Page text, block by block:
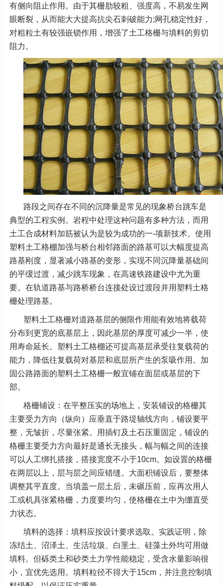
有侧向阻止作用。由于其栅肋较粗、强度高，不易发生网
眼断裂，从而能大大提高抗尖石刺破能力;网孔稳定性好，
对粗粒土有较强嵌锁作用，增强了土工格栅与填料的剪切
阻力。
路段之间存在不同的沉降量是常见的现象桥台跳车是
典型的工程实例。岩程中处理这种问题有多种方法，而用
土工合成材料加筋被认为是较为成功的一-项新技术。使用
塑料土工格棚加强与桥台相邻路面的路基可以大幅度提高
路基刚度，显著减小路基的变形，实现不同沉降量基础间
的平缓过渡，减少跳车现象，在高速铁路建设中尤为重
要。在轨道路基与路桥桥台连接处设过渡段并用塑料土格
栅处理路基。
塑料土工格栅对道路基层的侧限作用能有效地将载荷
分布到更宽的底基层上，因此基层的厚度可减少一半，使
用寿命延长。塑料土工格棚还可提高基层承受往复载荷的
能力，降低往复载荷对基层和底层所产生的泵吸作用。加
固公路路面的塑料土工格栅一般宜铺在面层或基层的下
部。
格栅铺设：在平整压实的场地上，安装铺设的格栅其
主要受力方向（纵向）应垂直于路堤轴线方向，铺设要平
整，无皱折，尽量张紧。用插钉及土石压重固定，铺设的
格栅主要受力方向最好是通长无接头，幅与幅之间的连接
可以人工绑扎搭接，搭接宽度不小于10cm。如设置的格栅
在两层以上，层与层之间应错缝。大面积铺设后，要整体
调整其平直度。当填盖一层土后，未碾压前，应再次用人
工或机具张紧格栅，力度要均匀，使格栅在土中为绷直受
力状态。
填料的选择：填料应按设计要求选取。实践证明，除
冻结土、沼泽土、生活垃圾、白垩土、硅藻土外均可用做
填料。但砾类土和砂类土力学性能稳定，受含水量影响很
小，宜优先选用。填料粒径不得大于15cm，并注意控制填